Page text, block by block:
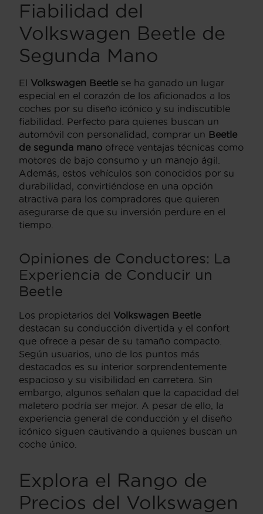
Fiabilidad del
Volkswagen Beetle de
Segunda Mano
El Volkswagen Beetle se ha ganado un lugar
especial en el corazón de los aficionados a los
coches por su diseño icónico y su indiscutible
fiabilidad. Perfecto para quienes buscan un
automóvil con personalidad, comprar un Beetle
de segunda mano ofrece ventajas técnicas como
motores de bajo consumo y un manejo ágil.
Además, estos vehículos son conocidos por su
durabilidad, convirtiéndose en una opción
atractiva para los compradores que quieren
asegurarse de que su inversión perdure en el
tiempo.
Opiniones de Conductores: La
Experiencia de Conducir un
Beetle
Los propietarios del Volkswagen Beetle
destacan su conducción divertida y el confort
que ofrece a pesar de su tamaño compacto.
Según usuarios, uno de los puntos más
destacados es su interior sorprendentemente
espacioso y su visibilidad en carretera. Sin
embargo, algunos señalan que la capacidad del
maletero podría ser mejor. A pesar de ello, la
experiencia general de conducción y el diseño
icónico siguen cautivando a quienes buscan un
coche único.
Explora el Rango de
Precios del Volkswagen